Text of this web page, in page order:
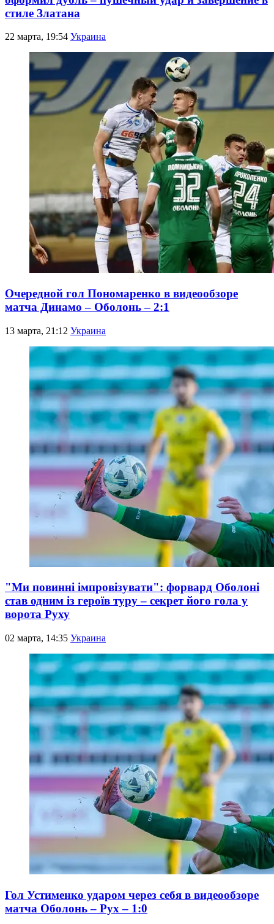
стиле Златана
22 марта, 19:54 Украина
Очередной гол Пономаренко в видеообзоре
матча Динамо – Оболонь – 2:1
13 марта, 21:12 Украина
"Ми повинні імпровізувати": форвард Оболоні
став одним із героїв туру – секрет його гола у
ворота Руху
02 марта, 14:35 Украина
Гол Устименко ударом через себя в видеообзоре
матча Оболонь – Рух – 1:0